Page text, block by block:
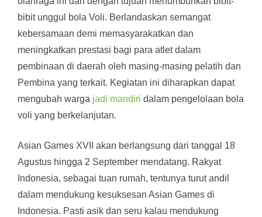
bibit unggul bola Voli. Berlandaskan semangat
kebersamaan demi memasyarakatkan dan
meningkatkan prestasi bagi para atlet dalam
pembinaan di daerah oleh masing-masing pelatih dan
Pembina yang terkait. Kegiatan ini diharapkan dapat
mengubah warga jadi mandiri dalam pengelolaan bola
voli yang berkelanjutan.
Asian Games XVII akan berlangsung dari tanggal 18
Agustus hingga 2 September mendatang. Rakyat
Indonesia, sebagai tuan rumah, tentunya turut andil
dalam mendukung kesuksesan Asian Games di
Indonesia. Pasti asik dan seru kalau mendukung